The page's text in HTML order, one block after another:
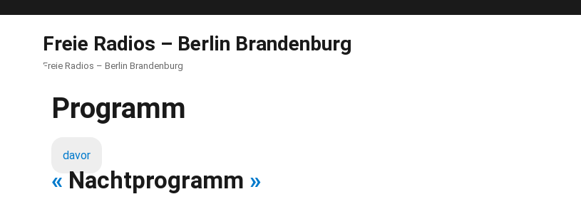
Freie Radios – Berlin Brandenburg
Freie Radios – Berlin Brandenburg
Programm
davor
« Nachtprogramm »